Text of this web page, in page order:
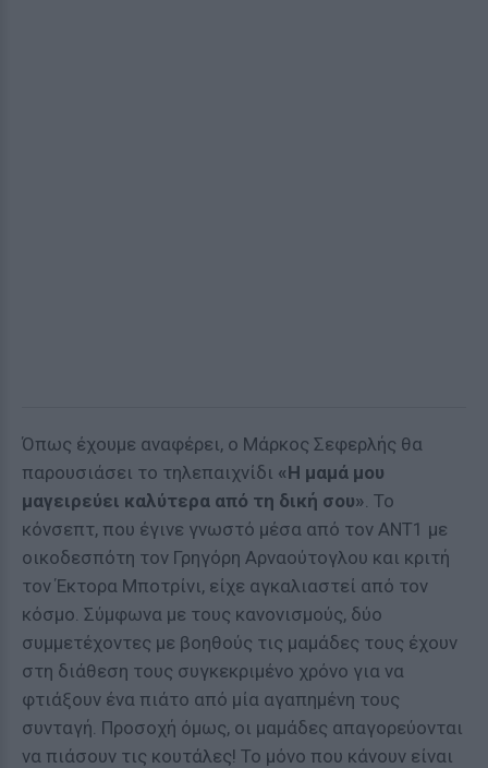
Όπως έχουμε αναφέρει, ο Μάρκος Σεφερλής θα
παρουσιάσει το τηλεπαιχνίδι «Η μαμά μου
μαγειρεύει καλύτερα από τη δική σου». To
κόνσεπτ, που έγινε γνωστό μέσα από τον ΑΝΤ1 με
οικοδεσπότη τον Γρηγόρη Αρναούτογλου και κριτή
τον Έκτορα Μποτρίνι, είχε αγκαλιαστεί από τον
κόσμο. Σύμφωνα με τους κανονισμούς, δύο
συμμετέχοντες με βοηθούς τις μαμάδες τους έχουν
στη διάθεση τους συγκεκριμένο χρόνο για να
φτιάξουν ένα πιάτο από μία αγαπημένη τους
συνταγή. Προσοχή όμως, οι μαμάδες απαγορεύονται
να πιάσουν τις κουτάλες! Το μόνο που κάνουν είναι